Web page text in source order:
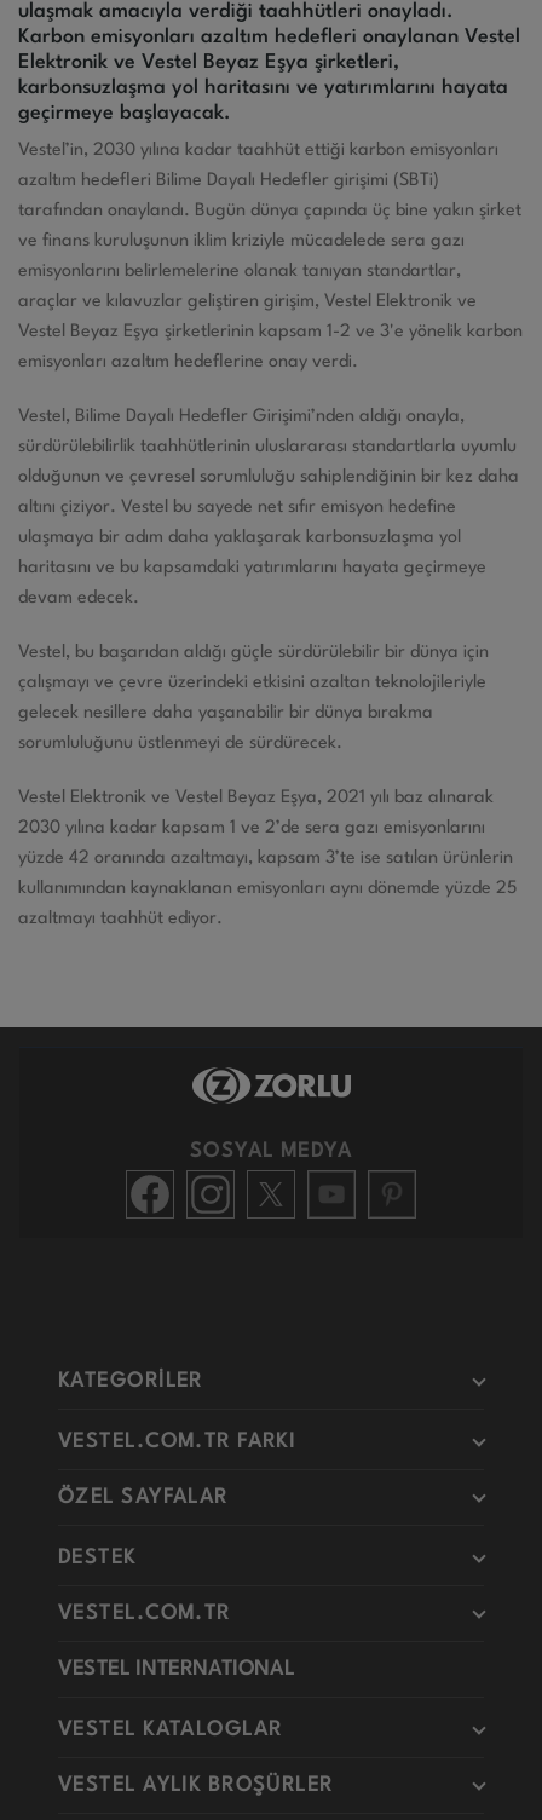
ulaşmak amacıyla verdiği taahhütleri onayladı.
Karbon emisyonları azaltım hedefleri onaylanan Vestel
Elektronik ve Vestel Beyaz Eşya şirketleri,
karbonsuzlaşma yol haritasını ve yatırımlarını hayata
geçirmeye başlayacak.
Vestel’in, 2030 yılına kadar taahhüt ettiği karbon emisyonları
azaltım hedefleri Bilime Dayalı Hedefler girişimi (SBTi)
tarafından onaylandı. Bugün dünya çapında üç bine yakın şirket
ve finans kuruluşunun iklim kriziyle mücadelede sera gazı
emisyonlarını belirlemelerine olanak tanıyan standartlar,
araçlar ve kılavuzlar geliştiren girişim, Vestel Elektronik ve
Vestel Beyaz Eşya şirketlerinin kapsam 1-2 ve 3'e yönelik karbon
emisyonları azaltım hedeflerine onay verdi.
Vestel, Bilime Dayalı Hedefler Girişimi’nden aldığı onayla,
sürdürülebilirlik taahhütlerinin uluslararası standartlarla uyumlu
olduğunun ve çevresel sorumluluğu sahiplendiğinin bir kez daha
altını çiziyor. Vestel bu sayede net sıfır emisyon hedefine
ulaşmaya bir adım daha yaklaşarak karbonsuzlaşma yol
haritasını ve bu kapsamdaki yatırımlarını hayata geçirmeye
devam edecek.
Vestel, bu başarıdan aldığı güçle sürdürülebilir bir dünya için
çalışmayı ve çevre üzerindeki etkisini azaltan teknolojileriyle
gelecek nesillere daha yaşanabilir bir dünya bırakma
sorumluluğunu üstlenmeyi de sürdürecek.
Vestel Elektronik ve Vestel Beyaz Eşya, 2021 yılı baz alınarak
2030 yılına kadar kapsam 1 ve 2’de sera gazı emisyonlarını
yüzde 42 oranında azaltmayı, kapsam 3’te ise satılan ürünlerin
kullanımından kaynaklanan emisyonları aynı dönemde yüzde 25
azaltmayı taahhüt ediyor.
SOSYAL MEDYA
KATEGORİLER
VESTEL.COM.TR FARKI
ÖZEL SAYFALAR
DESTEK
VESTEL.COM.TR
VESTEL INTERNATIONAL
VESTEL KATALOGLAR
VESTEL AYLIK BROŞÜRLER